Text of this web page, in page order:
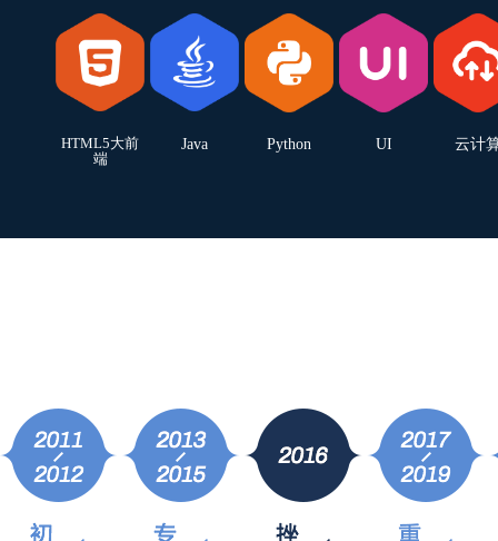
HTML5大前
端
Java Python UI 云计